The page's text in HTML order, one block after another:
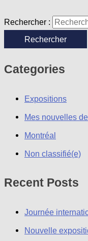
Rechercher :
Categories
Expositions
Mes nouvelles
Montréal
Non classifié(e)
Recent Posts
Journée
Nouvelle